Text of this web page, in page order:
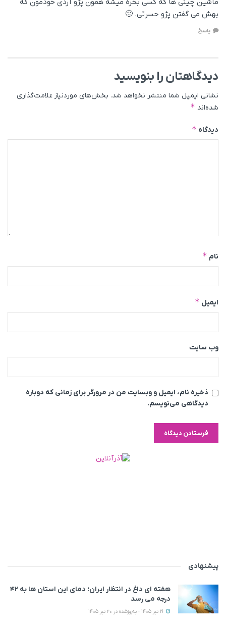
ماشین چینی ها که کسی بخره میشه همون پژو آردی خودمون که
بهش می گفتن پژو حسرتی. 🙂
پاسخ
دیدگاهتان را بنویسید
نشانی ایمیل شما منتشر نخواهد شد. بخش‌های موردنیاز علامت‌گذاری
شده‌اند *
دیدگاه *
نام *
ایمیل *
وب‌ سایت
ذخیره نام، ایمیل و وبسایت من در مرورگر برای زمانی که دوباره
دیدگاهی می‌نویسم.
پیشنهادی
هفته ای داغ در انتظار ایران؛ دمای این استان ها به ۴۲
درجه می رسد